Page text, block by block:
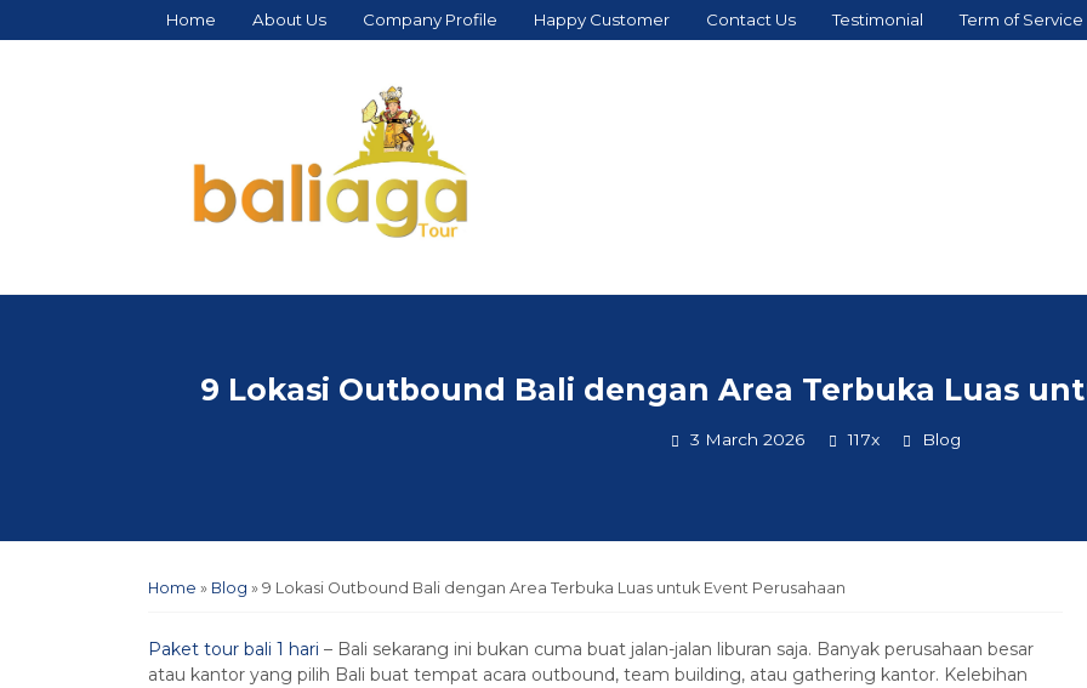
Home About Us Company Profile Happy Customer Contact Us Testimonial Term of Service
9 Lokasi Outbound Bali dengan Area Terbuka Luas
3 March 2026 117x Blog
Home » Blog » 9 Lokasi Outbound Bali dengan Area Terbuka Luas untuk Event Perusahaan
Paket tour bali 1 hari – Bali sekarang ini bukan cuma buat jalan-jalan liburan saja. Banyak perusahaan besar
atau kantor yang pilih Bali buat tempat acara outbound, team building, atau gathering kantor. Kelebihan